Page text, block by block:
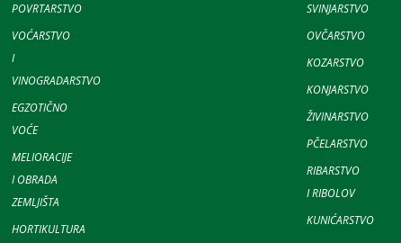
POVRTARSTVO
VOĆARSTVO
I
VINOGRADARSTVO
EGZOTIČNO
VOĆE
MELIORACIJE
I OBRADA
ZEMLJIŠTA
HORTIKULTURA
SVINJARSTVO
OVČARSTVO
KOZARSTVO
KONJARSTVO
ŽIVINARSTVO
PČELARSTVO
RIBARSTVO
I RIBOLOV
KUNIĆARSTVO